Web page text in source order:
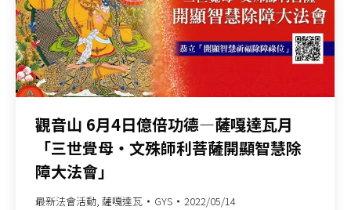
觀音山 6月4日億倍功德—薩嘎達瓦月
「三世覺母‧文殊師利菩薩開顯智慧除
障大法會」
最新法會活動, 薩嘎達瓦 GYS 2022/05/14